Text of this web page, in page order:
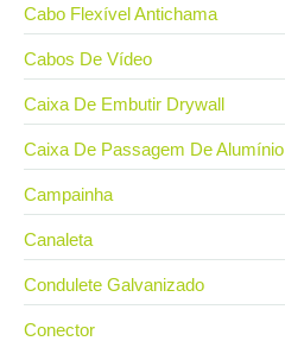
Cabo Flexível Antichama
Cabos De Vídeo
Caixa De Embutir Drywall
Caixa De Passagem De Alumínio
Campainha
Canaleta
Condulete Galvanizado
Conector